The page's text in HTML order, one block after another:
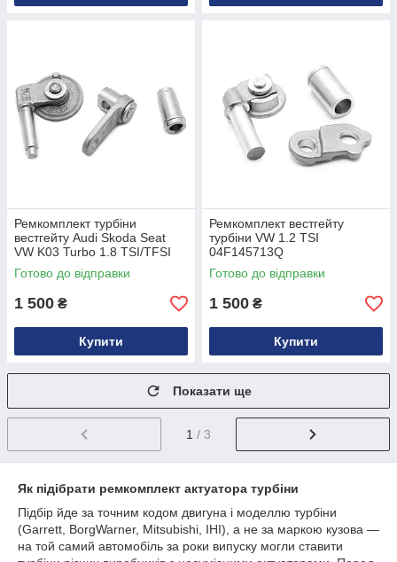
Ремкомплект турбіни
вестгейту Audi Skoda Seat
VW K03 Turbo 1.8 TSI/TFSI
06J145701B
Готово до відправки
1 500 ₴
Купити
Ремкомплект вестгейту
турбіни VW 1.2 TSI
04F145713Q
Готово до відправки
1 500 ₴
Купити
Показати ще
1 / 3
Як підібрати ремкомплект актуатора турбіни
Підбір йде за точним кодом двигуна і моделлю турбіни
(Garrett, BorgWarner, Mitsubishi, IHI), а не за маркою кузова —
на той самий автомобіль за роки випуску могли ставити